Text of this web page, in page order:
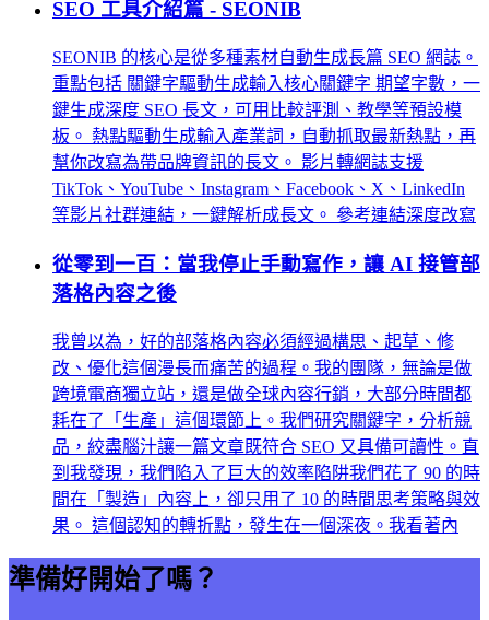
SEO 工具介紹篇 - SEONIB
SEONIB 的核心是從多種素材自動生成長篇 SEO 網誌。
重點包括 關鍵字驅動生成輸入核心關鍵字 期望字數，一
鍵生成深度 SEO 長文，可用比較評測、教學等預設模
板。 熱點驅動生成輸入產業詞，自動抓取最新熱點，再
幫你改寫為帶品牌資訊的長文。 影片轉網誌支援
TikTok、YouTube、Instagram、Facebook、X、LinkedIn
等影片社群連結，一鍵解析成長文。 參考連結深度改寫
從零到一百：當我停止手動寫作，讓 AI 接管部
落格內容之後
我曾以為，好的部落格內容必須經過構思、起草、修
改、優化這個漫長而痛苦的過程。我的團隊，無論是做
跨境電商獨立站，還是做全球內容行銷，大部分時間都
耗在了「生產」這個環節上。我們研究關鍵字，分析競
品，絞盡腦汁讓一篇文章既符合 SEO 又具備可讀性。直
到我發現，我們陷入了巨大的效率陷阱我們花了 90 的時
間在「製造」內容上，卻只用了 10 的時間思考策略與效
果。 這個認知的轉折點，發生在一個深夜。我看著內
準備好開始了嗎？